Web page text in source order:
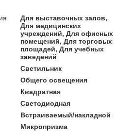
Для выставочных залов,
Для медицинских
учреждений, Для офисных
помещений, Для торговых
площадей, Для учебных
заведений
Светильник
Общего освещения
Квадратная
Светодиодная
Встраиваемый/накладной
Микропризма